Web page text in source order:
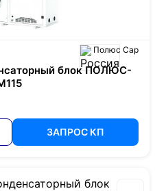
Полюс Сар
блок ПОЛЮС-
ЗАПРОС КП